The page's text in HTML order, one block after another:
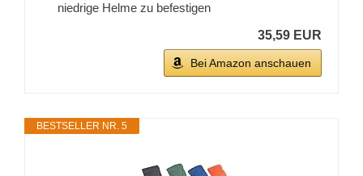
niedrige Helme zu befestigen
35,59 EUR
Bei Amazon anschauen
BESTSELLER NR. 5